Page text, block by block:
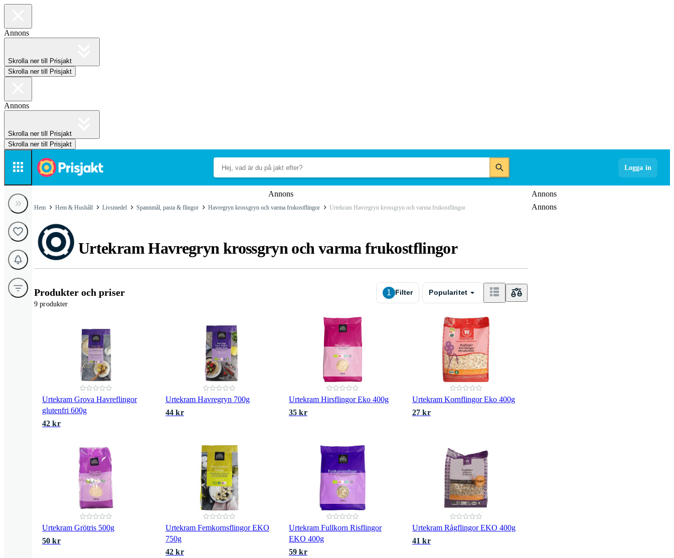
Annons
Skrolla ner till Prisjakt
Skrolla ner till Prisjakt
Annons
Skrolla ner till Prisjakt
Skrolla ner till Prisjakt
Logga in
Annons
Annons
Annons
Hem Hem & Hushåll Livsmedel Spannmål, pasta & flingor Havregryn krossgryn och varma frukostflingor Urtekram Havregryn krossgryn och varma frukostflingor
Urtekram Havregryn krossgryn och varma frukostflingor
Produkter och priser
9 produkter
1 Filter Popularitet
Urtekram Grova Havreflingor
glutenfri 600g
42 kr
Urtekram Havregryn 700g
44 kr
Urtekram Hirsflingor Eko 400g
35 kr
Urtekram Kornflingor Eko 400g
27 kr
Urtekram Grötris 500g
50 kr
Urtekram Femkornsflingor EKO
750g
42 kr
Urtekram Fullkorn Risflingor
EKO 400g
59 kr
Urtekram Rågflingor EKO 400g
41 kr